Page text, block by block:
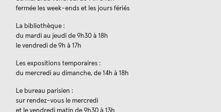
fermée les week-ends et les jours fériés
La bibliothèque :
du mardi au jeudi de 9h30 à 18h
le vendredi de 9h à 17h
Les expositions temporaires :
du mercredi au dimanche, de 14h à 18h
Le bureau parisien :
sur rendez-vous le mercredi
et le vendredi matin de 9h30 à 13h